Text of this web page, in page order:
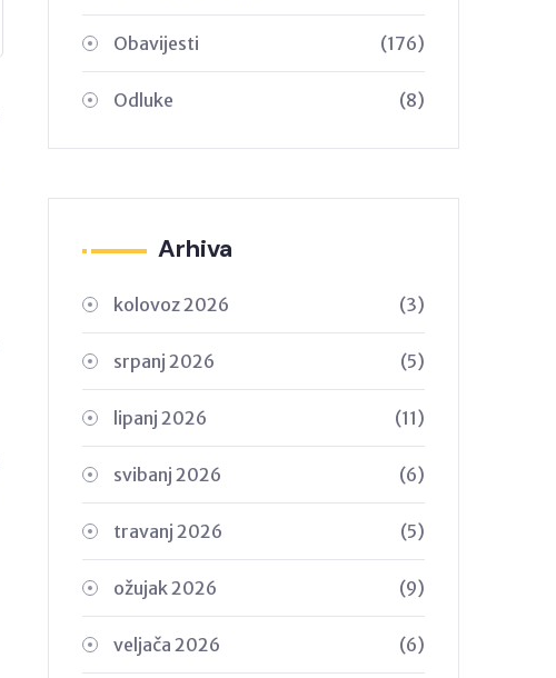
Obavijesti (176)
Odluke (8)
Arhiva
kolovoz 2026 (3)
srpanj 2026 (5)
lipanj 2026 (11)
svibanj 2026 (6)
travanj 2026 (5)
ožujak 2026 (9)
veljača 2026 (6)